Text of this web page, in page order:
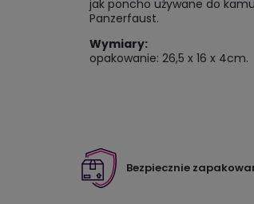
jak poncho używane do
Panzerfaust.
Wymiary:
opakowanie: 26,5 x 16 x 4cm.
Bezpiecznie